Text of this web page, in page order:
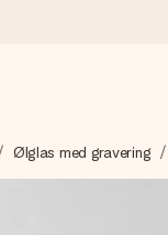
lynhurtigt – så
når den
Ølglas med gravering